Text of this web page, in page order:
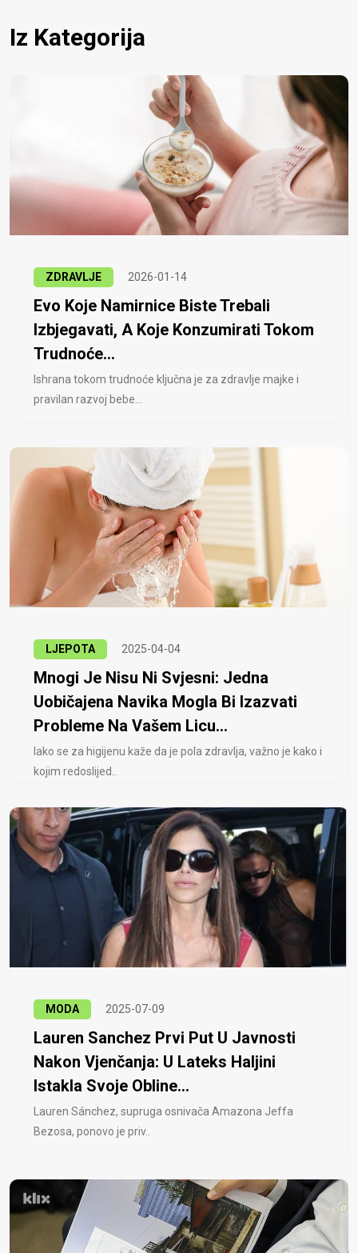
Iz Kategorija
ZDRAVLJE 2026-01-14
Evo Koje Namirnice Biste Trebali
Izbjegavati, A Koje Konzumirati Tokom
Trudnoće...
Ishrana tokom trudnoće ključna je za zdravlje majke i
pravilan razvoj bebe...
LJEPOTA 2025-04-04
Mnogi Je Nisu Ni Svjesni: Jedna
Uobičajena Navika Mogla Bi Izazvati
Probleme Na Vašem Licu...
Iako se za higijenu kaže da je pola zdravlja, važno je kako i
kojim redoslijed..
MODA 2025-07-09
Lauren Sanchez Prvi Put U Javnosti
Nakon Vjenčanja: U Lateks Haljini
Istakla Svoje Obline...
Lauren Sánchez, supruga osnivača Amazona Jeffa
Bezosa, ponovo je priv..